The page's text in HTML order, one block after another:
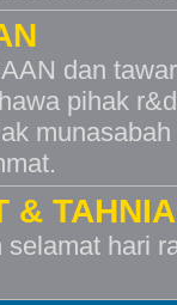
dan
pihak
&
hari